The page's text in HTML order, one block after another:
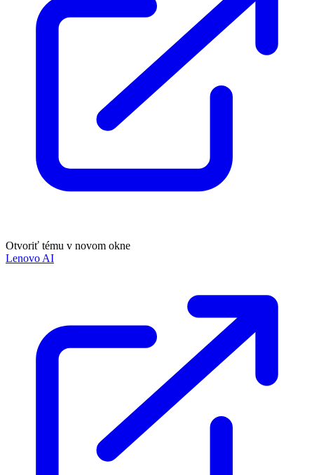
Otvoriť tému v novom okne
Lenovo AI